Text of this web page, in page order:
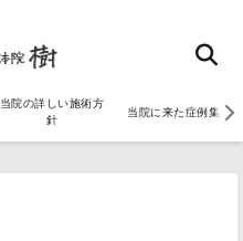
当院の詳しい施術方
針
当院に来た症例集